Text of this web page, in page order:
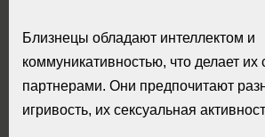
Близнецы обладают интеллектом и
коммуникативностью, что делает их
партнерами. Они предпочитают
игривость, их сексуальная